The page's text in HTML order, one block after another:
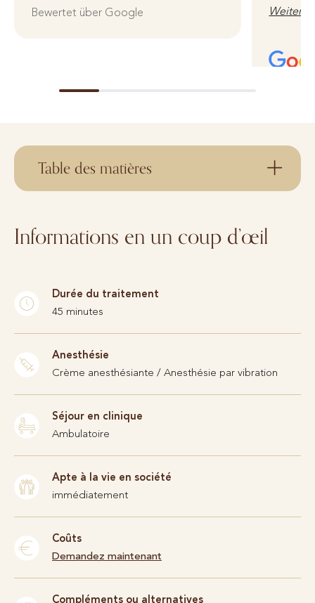
Bewertet über Google
Table des matières
Informations en un coup d’œil
Durée du traitement
45 minutes
Anesthésie
Crème anesthésiante / Anesthésie par vibration
Séjour en clinique
Ambulatoire
Apte à la vie en société
immédiatement
Coûts
Demandez maintenant
Compléments ou alternatives